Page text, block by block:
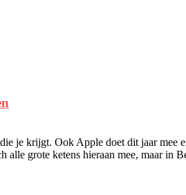
je krijgt. Ook Apple doet dit jaar
alle grote ketens hieraan mee, maar in